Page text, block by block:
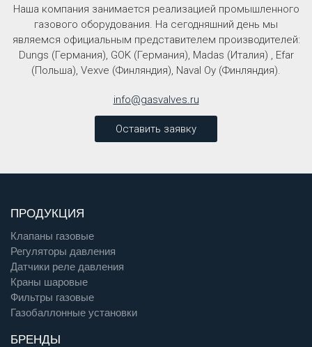
Наша компания занимается реализацией промышленного
газового оборудования. На сегодняшний день мы
являемся официальным представителем производителей:
Dungs (Германия), GOK (Германия), Madas (Италия) , Efar
(Польша), Vexve (Финляндия), Naval Oy (Финляндия).
info@gasvalves.ru
Оставить заявку
ПРОДУКЦИЯ
Клапаны газовые
Регуляторы давления
Датчики реле давления
Краны шаровые
Фильтры газовые
Газобаллонные установки
БРЕНДЫ